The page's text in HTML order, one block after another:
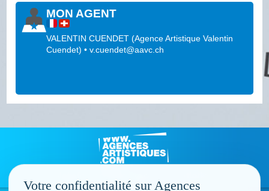
MON AGENT
VALENTIN CUENDET (Agence Artistique Valentin
Cuendet)•v.cuendet@aavc.ch
Votre confidentialité sur Agences